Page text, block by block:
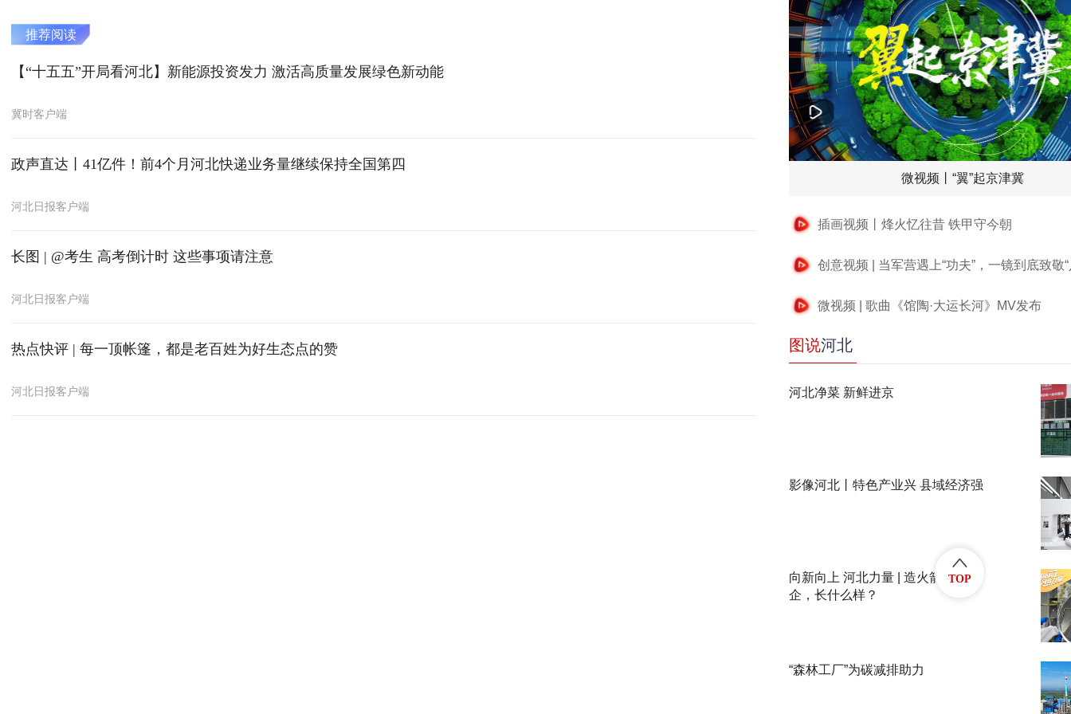
推荐阅读
【“十五五”开局看河北】新能源投资发力 激活高质量发展绿色新动能
冀时客户端
政声直达丨41亿件！前4个月河北快递业务量继续保持全国第四
河北日报客户端
长图 | @考生 高考倒计时 这些事项请注意
河北日报客户端
热点快评 | 每一顶帐篷，都是老百姓为好生态点的赞
河北日报客户端
微视频丨“翼”起京津冀
插画视频丨烽火忆往昔 铁甲守今朝
创意视频 | 当军营遇上“功夫”，一镜到底致敬“
微视频 | 歌曲《馆陶·大运长河》MV发布
图说河北
河北净菜 新鲜进京
影像河北丨特色产业兴 县域经济强
向新向上 河北力量 | 造火箭的民
企，长什么样？
“森林工厂”为碳减排助力
TOP